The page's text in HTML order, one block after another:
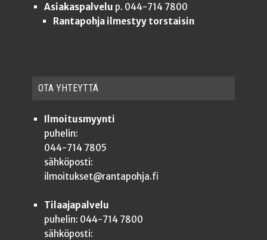
Asiakaspalvelu p. 044-714 7800
Rantapohja ilmestyy torstaisin
OTA YHTEYT­TÄ
Ilmoitusmyynti
puhelin:
044-714 7805
sähköposti:
ilmoitukset@rantapohja.fi
Tilaajapalvelu
puhelin: 044-714 7800
sähköposti: